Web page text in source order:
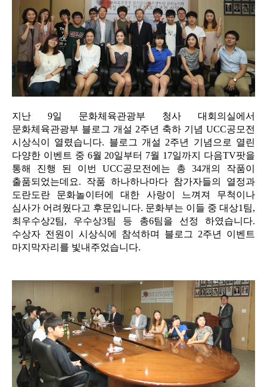
지난 9일 문화체육관광부 청사 대회의실에서
문화체육관광부 블로그 개설 2주년 축하 기념 UCC공모전
시상식이 열렸습니다. 블로그 개설 2주년 기념으로 열린
다양한 이벤트 중 6월 20일부터 7월 17일까지 다음TV팟을
통해 진행 된 이번 UCC공모전에는 총 34개의 작품이
출품되었는데요. 작품 하나하나마다 참가자들의 열정과
도란도란 문화놀이터에 대한 사랑이 느껴져 무척이나
심사가 어려웠다고 후문입니다. 문화부는 이들 중 대상1팀,
최우수상2팀, 우수상3팀 등 총6팀을 선정 하였습니다.
수상자 전원이 시상식에 참석하며 블로그 2주년 이벤트
마지막자리를 빛내주었습니다.